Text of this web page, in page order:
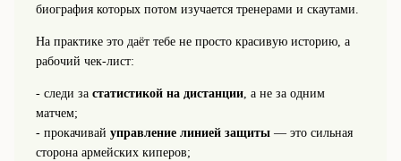
биография которых потом изучается тренерами и скаутами.
На практике это даёт тебе не просто красивую историю, а
рабочий чек-лист:
- следи за статистикой на дистанции, а не за одним
матчем;
- прокачивай управление линией защиты— это сильная
сторона армейских киперов;